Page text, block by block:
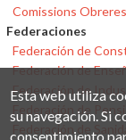
Comissions
Federaciones
Federación de
Federación de
Federación de
Federación de
Federación de
Esta web utiliza
su navegación. Si
consentimiento